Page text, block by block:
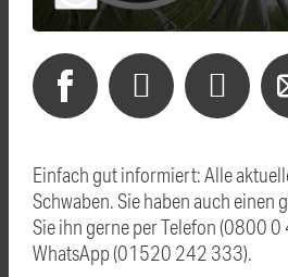
Einfach gut informiert: Alle
Schwaben. Sie haben auch einen
Sie ihn gerne per Telefon (0800
WhatsApp (01520 242 333).